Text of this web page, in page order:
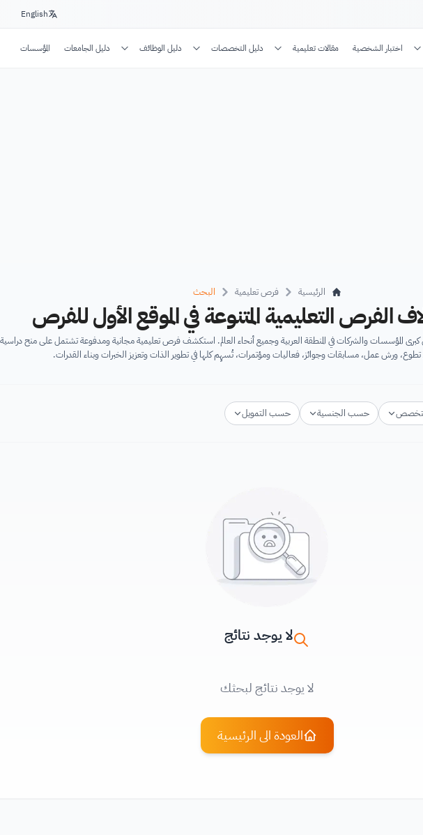
English
اختبار الشخصية مقالات تعليمية دليل التخصصات دليل الوظائف دليل الجامعات المؤسسات
الرئيسية فرص تعليمية البحث
الفرص التعليمية المتنوعة في الموقع الأول للفرص
المؤسسات والشركات في المنطقة العربية وجميع أنحاء العالم. استكشف فرص تعليمية مجانية ومدفوعة تشتمل على منح
ورش عمل، مسابقات وجوائز، فعاليات ومؤتمرات، تُسهِم كلها في تطوير الذات وتعزيز الخبرات وبناء القدرات.
حسب الجنسية حسب التمويل
لا يوجد نتائج
لا يوجد نتائج لبحثك
العودة الى الرئيسية